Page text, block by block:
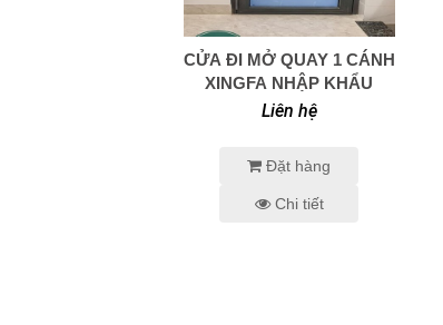
0938 414 005
CỬA ĐI MỞ QUAY 1 CÁNH
XINGFA NHẬP KHẨU
Liên hệ
Đặt hàng
Chi tiết